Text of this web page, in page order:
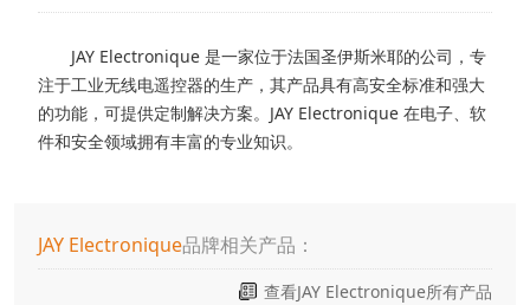
JAY Electronique 是一家位于法国圣伊斯米耶的公司，专
注于工业无线电遥控器的生产，其产品具有高安全标准和强大
的功能，可提供定制解决方案。JAY Electronique 在电子、软
件和安全领域拥有丰富的专业知识。
JAY Electronique品牌相关产品：
查看JAY Electronique所有产品